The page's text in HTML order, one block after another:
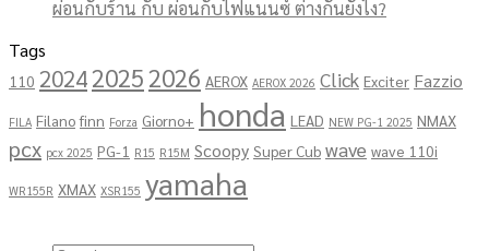
ผ่อนกับร้าน กับ ผ่อนกับไฟแนนซ์ ต่างกันยังไง?
Tags
110 202420252026 AEROX AEROX 2026 Click Exciter Fazzio
FILA Filano finn Forza Giorno+ honda LEAD NEW PG-1 2025 NMAX
pcx pcx 2025 PG-1 R15 R15M Scoopy Super Cub wave wave 110i
WR155R XMAX XSR155 yamaha